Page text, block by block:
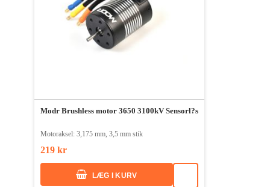
Modr Brushless motor 3650 3100kV Sensorl?s
Motoraksel: 3,175 mm, 3,5 mm stik
219 kr
LÆG I KURV